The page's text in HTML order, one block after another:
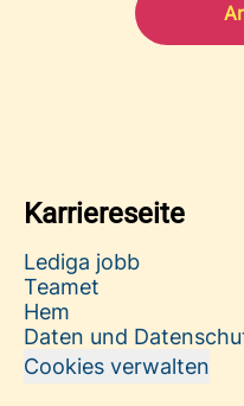
Karriereseite
Lediga jobb
Teamet
Hem
Daten und
Cookies verwalten